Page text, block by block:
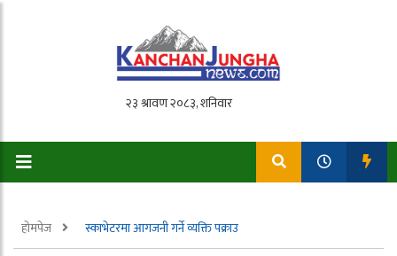
होमपेज स्काभेटरमा आगजनी गर्ने व्यक्ति पक्राउ